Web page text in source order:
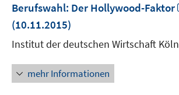
Berufswahl: Der Hollywood-Faktor
(10.11.2015)
Institut der deutschen Wirtschaft Köln
mehr Informationen